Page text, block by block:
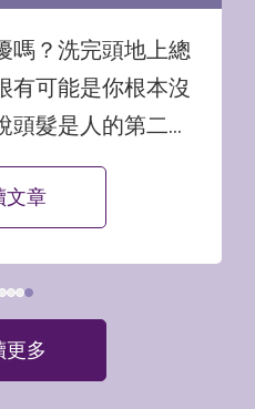
種源自於「高加索
製品，以其豐富的
爾的益生菌的共
菌、比菲德菌、酵
些微生物的協同作
文章
更多